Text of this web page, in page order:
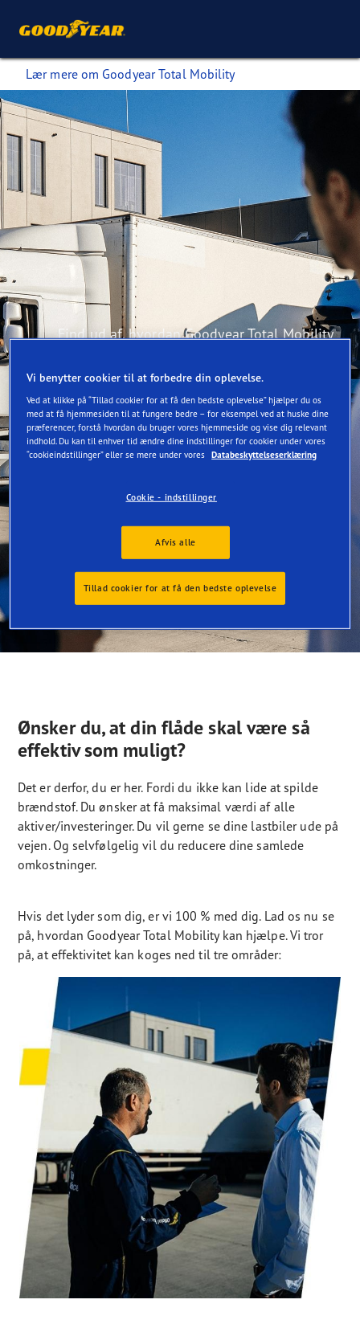
Lær mere om Goodyear Total Mobility
Find ud af, hvordan Goodyear Total Mobility
Øg effektivitet
Ønsker du, at din flåde skal være så
effektiv som muligt?
Det er derfor, du er her. Fordi du ikke kan lide at spilde
brændstof. Du ønsker at få maksimal værdi af alle
aktiver/investeringer. Du vil gerne se dine lastbiler ude på
vejen. Og selvfølgelig vil du reducere dine samlede
omkostninger.
Hvis det lyder som dig, er vi 100 % med dig. Lad os nu se
på, hvordan Goodyear Total Mobility kan hjælpe. Vi tror
på, at ​​effektivitet kan koges ned til tre områder:
Vi benytter cookier til at forbedre din oplevelse.
Ved at klikke på “Tillad cookier for at få den bedste oplevelse” hjælper du os
med at få hjemmesiden til at fungere bedre – for eksempel ved at huske dine
præferencer, forstå hvordan du bruger vores hjemmeside og vise dig relevant
indhold. Du kan til enhver tid ændre dine indstillinger for cookier under vores
“cookieindstillinger” eller se mere under vores Databeskyttelseserklæring
Cookie - indstillinger
Afvis alle
Tillad cookier for at få den bedste oplevelse